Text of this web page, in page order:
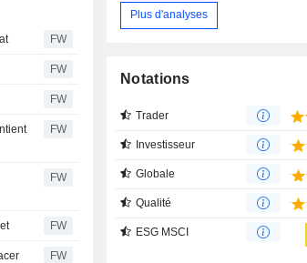
FW
FW
FW
FW
FW
FW
FW
Plus d'analyses
Notations
Trader
Investisseur
Globale
Qualité
ESG MSCI